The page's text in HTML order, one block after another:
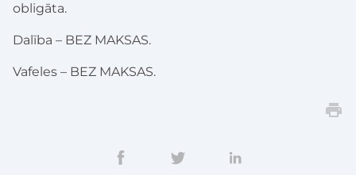
obligāta.
Dalība – BEZ MAKSAS.
Vafeles – BEZ MAKSAS.